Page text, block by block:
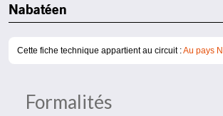
Nabatéen
Cette fiche technique appartient au circuit :Au pays
Formalités